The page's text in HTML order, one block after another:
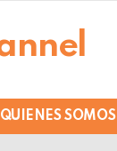
QUIENES SOMOS